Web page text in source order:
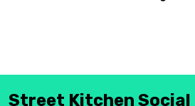
Street Kitchen